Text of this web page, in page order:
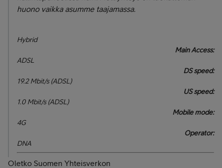
huono vaikka asumme taajamassa.
Hybrid
Main Access:
ADSL
DS speed:
19.2 Mbit/s (ADSL)
US speed:
1.0 Mbit/s (ADSL)
Mobile mode:
4G
Operator:
DNA
Oletko Suomen Yhteisverkon